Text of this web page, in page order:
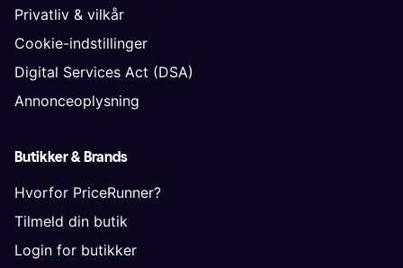
Privatliv & vilkår
Cookie-indstillinger
Digital Services Act (DSA)
Annonceoplysning
Butikker & Brands
Hvorfor PriceRunner?
Tilmeld din butik
Login for butikker